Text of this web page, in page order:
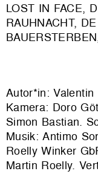
LOST IN FACE,
RAUHNACHT,
Autor*in:
Kamera: Doro
Simon Bastian.
Musik: Antimo
Roelly Winker
Martin Roelly.